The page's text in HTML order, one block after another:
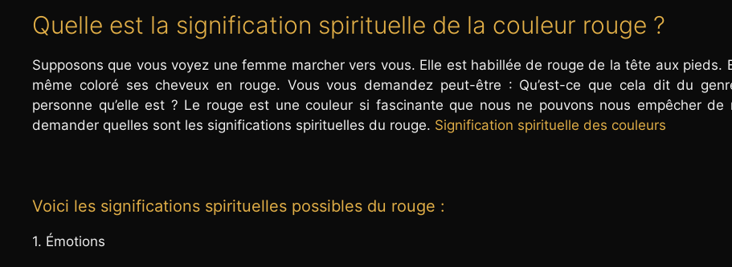
Quelle est la signification spirituelle de la couleur rouge ?
Supposons que vous voyez une femme marcher vers vous. Elle est habillée de rouge de la tête aux pieds.
même coloré ses cheveux en rouge. Vous vous demandez peut-être : Qu’est-ce que cela dit du
personne qu’elle est ? Le rouge est une couleur si fascinante que nous ne pouvons nous empêcher de
demander quelles sont les significations spirituelles du rouge. Signification spirituelle des couleurs
Voici les significations spirituelles possibles du rouge :
1. Émotions